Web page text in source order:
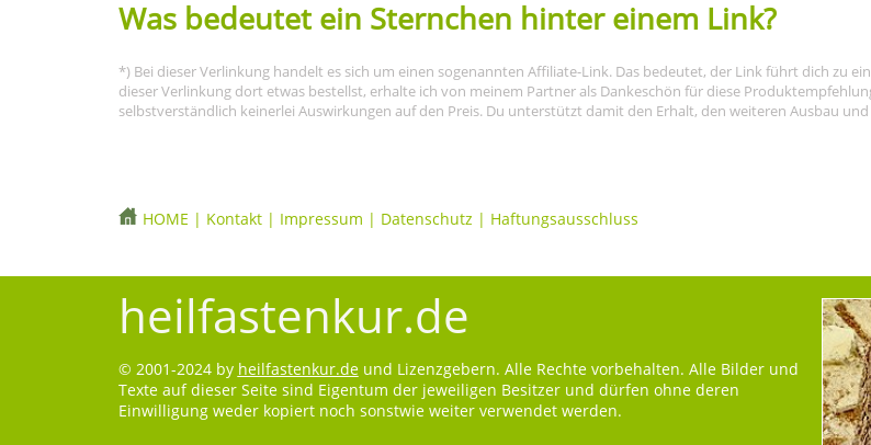
Was bedeutet ein Sternchen hinter einem Link?
*) Bei dieser Verlinkung handelt es sich um einen sogenannten Affiliate-Link. Das bedeutet, der Link führt dich zu
dieser Verlinkung dort etwas bestellst, erhalte ich von meinem Partner als Dankeschön für diese
selbstverständlich keinerlei Auswirkungen auf den Preis. Du unterstützt damit den Erhalt, den weiteren Ausbau
HOME | Kontakt| Impressum | Datenschutz | Haftungsausschluss
heilfastenkur.de
© 2001-2024 by heilfastenkur.deund Lizenzgebern. Alle Rechte vorbehalten. Alle Bilder und
Texte auf dieser Seite sind Eigentum der jeweiligen Besitzer und dürfen ohne deren
Einwilligung weder kopiert noch sonstwie weiter verwendet werden.